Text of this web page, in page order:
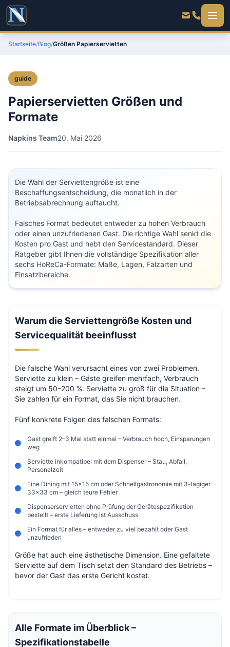
Startseite/Blog/Größen Papierservietten
guide
Papierservietten Größen und
Formate
Napkins Team20. Mai 2026
Die Wahl der Serviettengröße ist eine
Beschaffungsentscheidung, die monatlich in der
Betriebsabrechnung auftaucht.
Falsches Format bedeutet entweder zu hohen Verbrauch
oder einen unzufriedenen Gast. Die richtige Wahl senkt die
Kosten pro Gast und hebt den Servicestandard. Dieser
Ratgeber gibt Ihnen die vollständige Spezifikation aller
sechs HoReCa-Formate: Maße, Lagen, Falzarten und
Einsatzbereiche.
Warum die Serviettengröße Kosten und
Servicequalität beeinflusst
Die falsche Wahl verursacht eines von zwei Problemen.
Serviette zu klein – Gäste greifen mehrfach, Verbrauch
steigt um 50–200 %. Serviette zu groß für die Situation –
Sie zahlen für ein Format, das Sie nicht brauchen.
Fünf konkrete Folgen des falschen Formats:
Gast greift 2–3 Mal statt einmal – Verbrauch hoch, Einsparungen
weg
Serviette inkompatibel mit dem Dispenser – Stau, Abfall,
Personalzeit
Fine Dining mit 15×15 cm oder Schnellgastronomie mit 3-lagiger
33×33 cm – gleich teure Fehler
Dispenserservietten ohne Prüfung der Gerätespezifikation
bestellt – erste Lieferung ist Ausschuss
Ein Format für alles – entweder zu viel bezahlt oder Gast
unzufrieden
Größe hat auch eine ästhetische Dimension. Eine gefaltete
Serviette auf dem Tisch setzt den Standard des Betriebs –
bevor der Gast das erste Gericht kostet.
Alle Formate im Überblick –
Spezifikationstabelle